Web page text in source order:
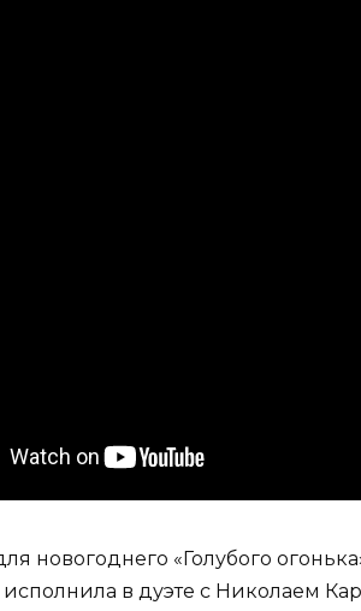
новогоднего «Голубого
исполнила в дуэте с Николаем